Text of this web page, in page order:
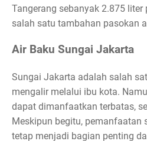
Tangerang sebanyak 2.875 liter
salah satu tambahan pasokan
Air Baku Sungai Jakarta
Sungai Jakarta adalah salah
mengalir melalui ibu kota.
dapat dimanfaatkan terbatas,
Meskipun begitu, pemanfaatan
tetap menjadi bagian penting